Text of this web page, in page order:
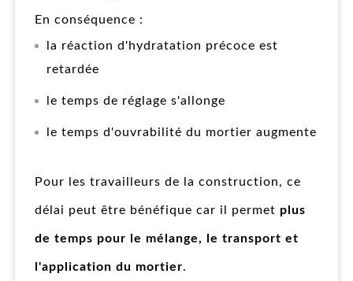
En conséquence :
la réaction d'hydratation précoce est
retardée
le temps de réglage s'allonge
le temps d'ouvrabilité du mortier augmente
Pour les travailleurs de la construction, ce
délai peut être bénéfique car il permet plus
de temps pour le mélange, le transport et
l'application du mortier.